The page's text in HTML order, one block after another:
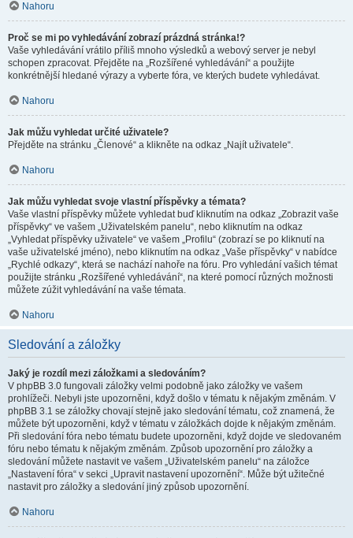
Nahoru
Proč se mi po vyhledávání zobrazí prázdná stránka!?
Vaše vyhledávání vrátilo příliš mnoho výsledků a webový server je nebyl
schopen zpracovat. Přejděte na „Rozšířené vyhledávání“ a použijte
konkrétnější hledané výrazy a vyberte fóra, ve kterých budete vyhledávat.
Nahoru
Jak můžu vyhledat určité uživatele?
Přejděte na stránku „Členové“ a klikněte na odkaz „Najít uživatele“.
Nahoru
Jak můžu vyhledat svoje vlastní příspěvky a témata?
Vaše vlastní příspěvky můžete vyhledat buď kliknutím na odkaz „Zobrazit vaše
příspěvky“ ve vašem „Uživatelském panelu“, nebo kliknutím na odkaz
„Vyhledat příspěvky uživatele“ ve vašem „Profilu“ (zobrazí se po kliknutí na
vaše uživatelské jméno), nebo kliknutím na odkaz „Vaše příspěvky“ v nabídce
„Rychlé odkazy“, která se nachází nahoře na fóru. Pro vyhledání vašich témat
použijte stránku „Rozšířené vyhledávání“, na které pomocí různých možnosti
můžete zúžit vyhledávání na vaše témata.
Nahoru
Sledování a záložky
Jaký je rozdíl mezi záložkami a sledováním?
V phpBB 3.0 fungovali záložky velmi podobně jako záložky ve vašem
prohlížeči. Nebyli jste upozorněni, když došlo v tématu k nějakým změnám. V
phpBB 3.1 se záložky chovají stejně jako sledování tématu, což znamená, že
můžete být upozorněni, když v tématu v záložkách dojde k nějakým změnám.
Při sledování fóra nebo tématu budete upozorněni, když dojde ve sledovaném
fóru nebo tématu k nějakým změnám. Způsob upozornění pro záložky a
sledování můžete nastavit ve vašem „Uživatelském panelu“ na záložce
„Nastavení fóra“ v sekci „Upravit nastavení upozornění“. Může být užitečné
nastavit pro záložky a sledování jiný způsob upozornění.
Nahoru